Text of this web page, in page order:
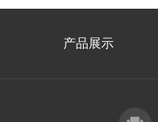
产品展示